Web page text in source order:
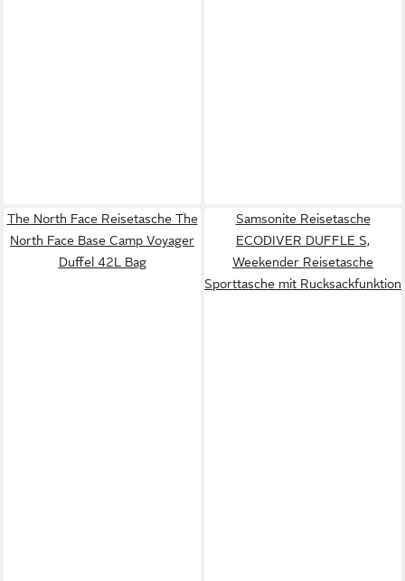
The North Face Reisetasche The
North Face Base Camp Voyager
Duffel 42L Bag
Samsonite Reisetasche
ECODIVER DUFFLE S,
Weekender Reisetasche
Sporttasche mit Rucksackfunktion